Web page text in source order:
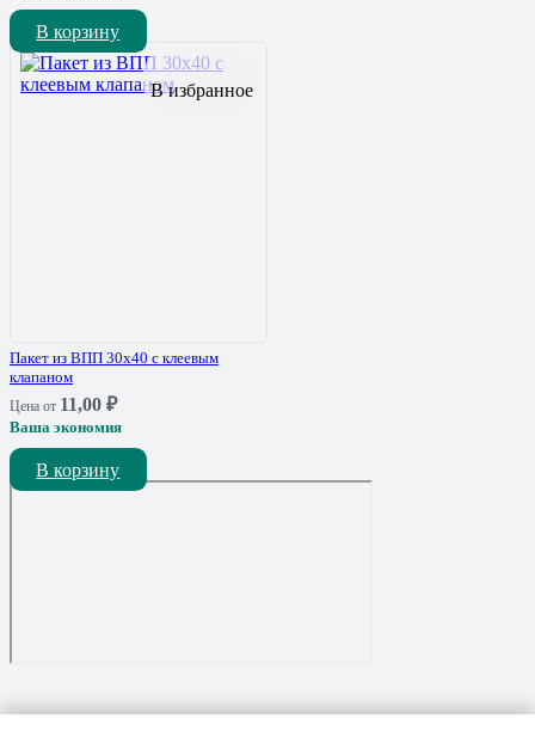
В корзину
В избранное
Пакет из ВПП 30х40 с клеевым
клапаном
Цена от 11,00 ₽
Ваша экономия
В корзину